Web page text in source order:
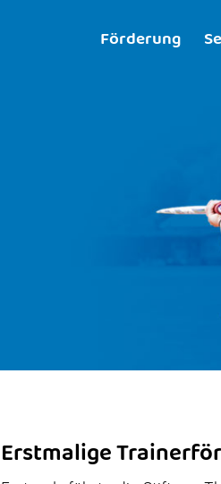
Förderung
Erstmalige